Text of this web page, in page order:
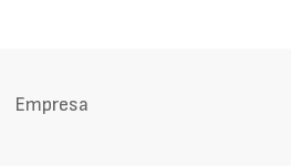
Empresa